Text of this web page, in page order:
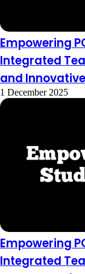
Empowering
Integrated
and
1 December 2025
Empowering
Integrated